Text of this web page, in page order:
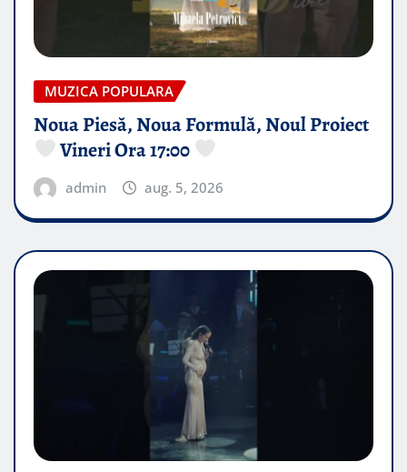
MUZICA POPULARA
Noua Piesă, Noua Formulă, Noul Proiect
Vineri Ora 17:00
admin aug. 5, 2026